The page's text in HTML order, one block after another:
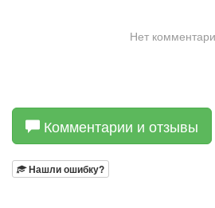
Комментарии и отзывы
Нашли ошибку?